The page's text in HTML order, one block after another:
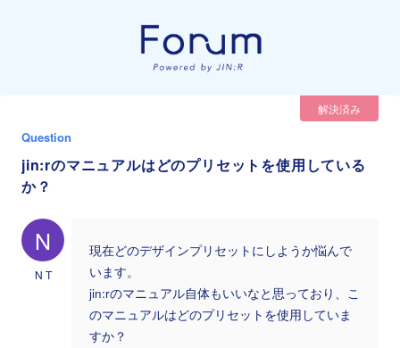
解決済み
Question
jin:rのマニュアルはどのプリセットを使用している
か？
N
N T
現在どのデザインプリセットにしようか悩んで
います。
jin:rのマニュアル自体もいいなと思っており、こ
のマニュアルはどのプリセットを使用していま
すか？